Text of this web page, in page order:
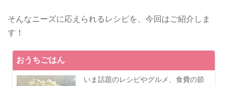
そんなニーズに応えられるレシピを、今回はご紹介しま
す！
おうちごはん
いま話題のレシピやグルメ、食費の節